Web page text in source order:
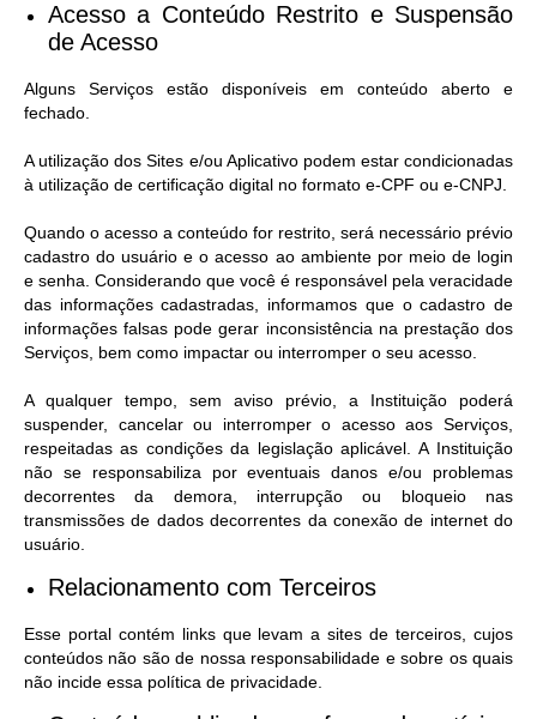
Acesso a Conteúdo Restrito e Suspensão
de Acesso​
Alguns Serviços estão disponíveis em conteúdo aberto e
fechado.
A utilização dos Sites e/ou Aplicativo podem estar condicionadas
à utilização de certificação digital no formato e-CPF ou e-CNPJ.
Quando o acesso a conteúdo for restrito, será necessário prévio
cadastro do usuário e o acesso ao ambiente por meio de login
e senha. Considerando que você é responsável pela veracidade
das informações cadastradas, informamos que o cadastro de
informações falsas pode gerar inconsistência na prestação dos
Serviços, bem como impactar ou interromper o seu acesso.
A qualquer tempo, sem aviso prévio, a Instituição poderá
suspender, cancelar ou interromper o acesso aos Serviços,
respeitadas as condições da legislação aplicável. A Instituição
não se responsabiliza por eventuais danos e/ou problemas
decorrentes da demora, interrupção ou bloqueio nas
transmissões de dados decorrentes da conexão de internet do
usuário.
Relacionamento com Terceiros
Esse portal contém links que levam a sites de terceiros, cujos
conteúdos não são de nossa responsabilidade e sobre os quais
não incide essa política de privacidade.